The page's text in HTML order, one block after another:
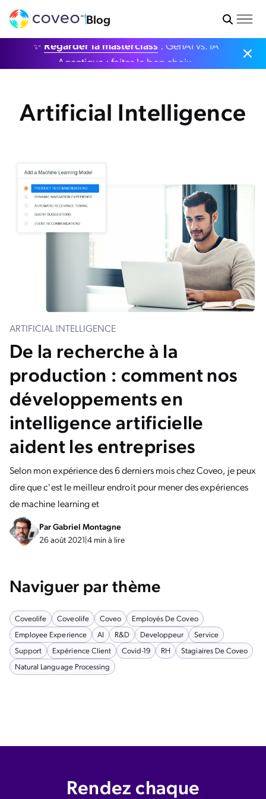
Blog
✨ Regarder la masterclass : GenAI vs. IA
Agentique : faites le bon choix.
Artificial Intelligence
ARTIFICIAL INTELLIGENCE
De la recherche à la
production : comment nos
développements en
intelligence artificielle
aident les entreprises
Selon mon expérience des 6 derniers mois chez Coveo, je peux
dire que c'est le meilleur endroit pour mener des expériences
de machine learning et
ParGabriel Montagne
26 août 2021|4 min à lire
Naviguer par thème
Coveolife Coveolife Coveo
Employés De Coveo
Employee Experience
AI R&D Developpeur
Service
Support
Expérience Client Covid-19 RH
Stagiaires De Coveo
Natural Language Processing
Rendez chaque